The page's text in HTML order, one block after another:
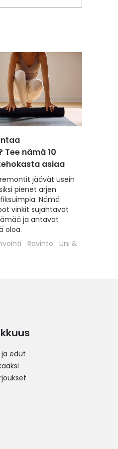
nämä 10
asiaa
jäävät usein
pienet arjen
Nämä
vinkit sujahtavat
ja antavat
oloa.
Ravinto
Uni &
edut